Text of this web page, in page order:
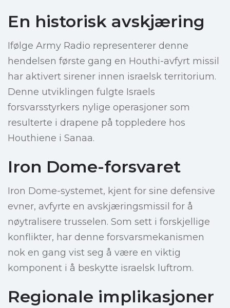
En historisk avskjæring
Ifølge Army Radio representerer denne
hendelsen første gang en Houthi-avfyrt missil
har aktivert sirener innen israelsk territorium.
Denne utviklingen fulgte Israels
forsvarsstyrkers nylige operasjoner som
resulterte i drapene på toppledere hos
Houthiene i Sanaa.
Iron Dome-forsvaret
Iron Dome-systemet, kjent for sine defensive
evner, avfyrte en avskjæringsmissil for å
nøytralisere trusselen. Som sett i forskjellige
konflikter, har denne forsvarsmekanismen
nok en gang vist seg å være en viktig
komponent i å beskytte israelsk luftrom.
Regionale implikasjoner